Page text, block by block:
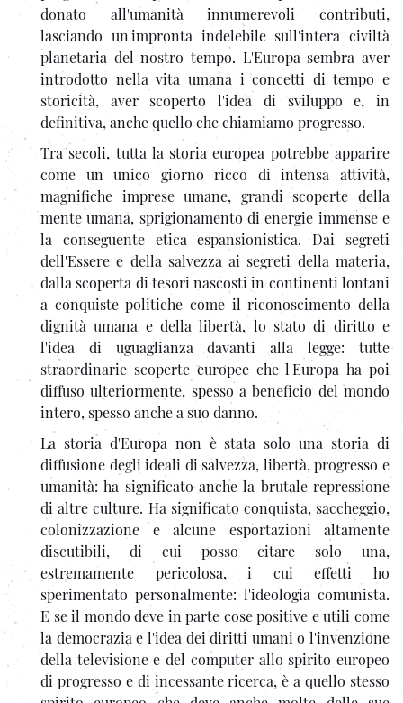
donato all'umanità innumerevoli contributi,
lasciando un'impronta indelebile sull'intera civiltà
planetaria del nostro tempo. L'Europa sembra aver
introdotto nella vita umana i concetti di tempo e
storicità, aver scoperto l'idea di sviluppo e, in
definitiva, anche quello che chiamiamo progresso.
Tra secoli, tutta la storia europea potrebbe apparire
come un unico giorno ricco di intensa attività,
magnifiche imprese umane, grandi scoperte della
mente umana, sprigionamento di energie immense e
la conseguente etica espansionistica. Dai segreti
dell'Essere e della salvezza ai segreti della materia,
dalla scoperta di tesori nascosti in continenti lontani
a conquiste politiche come il riconoscimento della
dignità umana e della libertà, lo stato di diritto e
l'idea di uguaglianza davanti alla legge: tutte
straordinarie scoperte europee che l'Europa ha poi
diffuso ulteriormente, spesso a beneficio del mondo
intero, spesso anche a suo danno.
La storia d'Europa non è stata solo una storia di
diffusione degli ideali di salvezza, libertà, progresso e
umanità: ha significato anche la brutale repressione
di altre culture. Ha significato conquista, saccheggio,
colonizzazione e alcune esportazioni altamente
discutibili, di cui posso citare solo una,
estremamente pericolosa, i cui effetti ho
sperimentato personalmente: l'ideologia comunista.
E se il mondo deve in parte cose positive e utili come
la democrazia e l'idea dei diritti umani o l'invenzione
della televisione e del computer allo spirito europeo
di progresso e di incessante ricerca, è a quello stesso